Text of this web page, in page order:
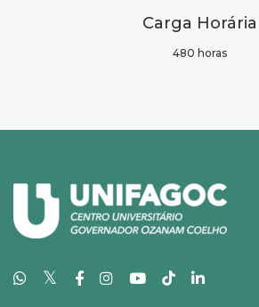
Carga Horária
480 horas
𝕏